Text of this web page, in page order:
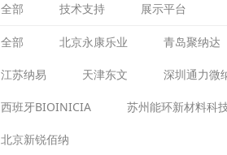
全部 技术支持 展示平台
全部 北京永康乐业 青岛聚纳达
江苏纳易 天津东文 深圳通力微
西班牙BIOINICIA 苏州能环新材料科
北京新锐佰纳